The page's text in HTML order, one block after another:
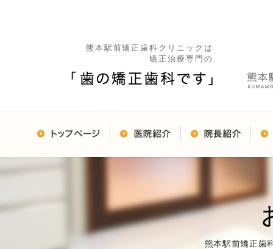
熊本駅前矯正歯科クリニックは
矯正治療専門の
熊本駅前矯正歯